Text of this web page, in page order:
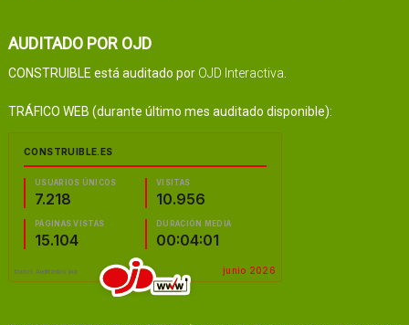
AUDITADO POR OJD
CONSTRUIBLE está auditado por OJD Interactiva.
TRÁFICO WEB (durante último mes auditado disponible):